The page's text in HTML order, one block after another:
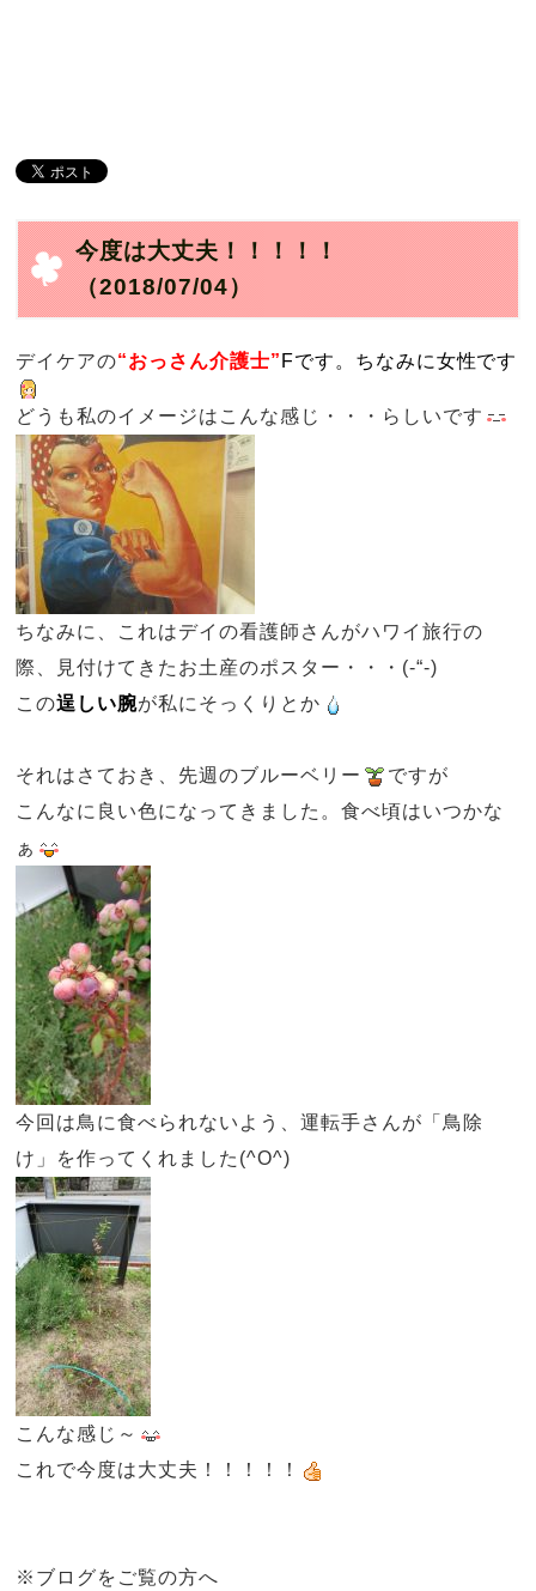
今度は大丈夫！！！！！
（2018/07/04）
デイケアの“おっさん介護士” Fです。ちなみに女性です
どうも私のイメージはこんな感じ・・・らしいです
ちなみに、これはデイの看護師さんがハワイ旅行の
際、見付けてきたお土産のポスター・・・(-“-)
この逞しい腕が私にそっくりとか
それはさておき、先週のブルーベリー
ですが
こんなに良い色になってきました。食べ頃はいつかな
ぁ
今回は鳥に食べられないよう、運転手さんが「鳥除
け」を作ってくれました(^O^)
こんな感じ～
これで今度は大丈夫！！！！！
※ブログをご覧の方へ